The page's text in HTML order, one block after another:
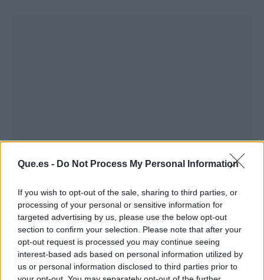
Que.es - Do Not Process My Personal Information
If you wish to opt-out of the sale, sharing to third parties, or
processing of your personal or sensitive information for
targeted advertising by us, please use the below opt-out
section to confirm your selection. Please note that after your
opt-out request is processed you may continue seeing
interest-based ads based on personal information utilized by
us or personal information disclosed to third parties prior to
Publicidad